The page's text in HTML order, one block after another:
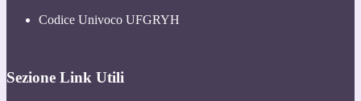
Codice Univoco UFGRYH
Sezione Link Utili